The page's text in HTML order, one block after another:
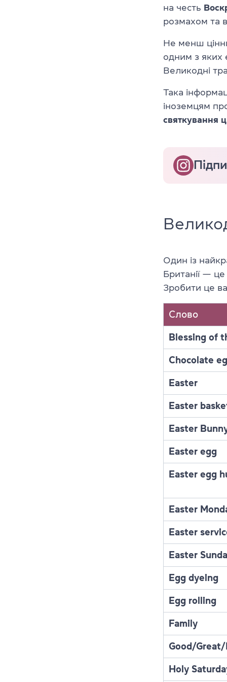
на честь
розмахом та
Не менш
одним з яких
Великодні
Така
іноземцям
святкування
Один із
Британії —
Зробити це
Слово
Blessing of
Chocolate
Easter
Easter
Easter
Easter egg
Easter egg
Easter
Easter
Easter
Egg dyeing
Egg rolling
Family
Good/
Holy